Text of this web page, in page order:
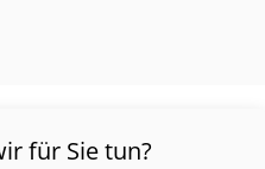
für Sie tun?